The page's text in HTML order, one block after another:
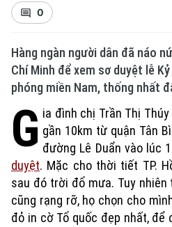
0
Hàng ngàn người dân đã náo
Chí Minh để xem sơ duyệt lễ
phóng miền Nam, thống nhất
G ia đình chị Trần Thị
gần 10km từ quận Tân
đường Lê Duẩn vào lúc
duyệt. Mặc cho thời tiết TP.
sau đó trời đổ mưa. Tuy
cũng rạng rỡ, họ chọn cho
đỏ in cờ Tổ quốc đẹp nhất, để